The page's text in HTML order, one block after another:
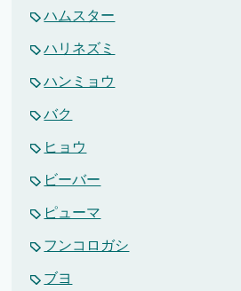
ハムスター
ハリネズミ
ハンミョウ
バク
ヒョウ
ビーバー
ピューマ
フンコロガシ
ブヨ